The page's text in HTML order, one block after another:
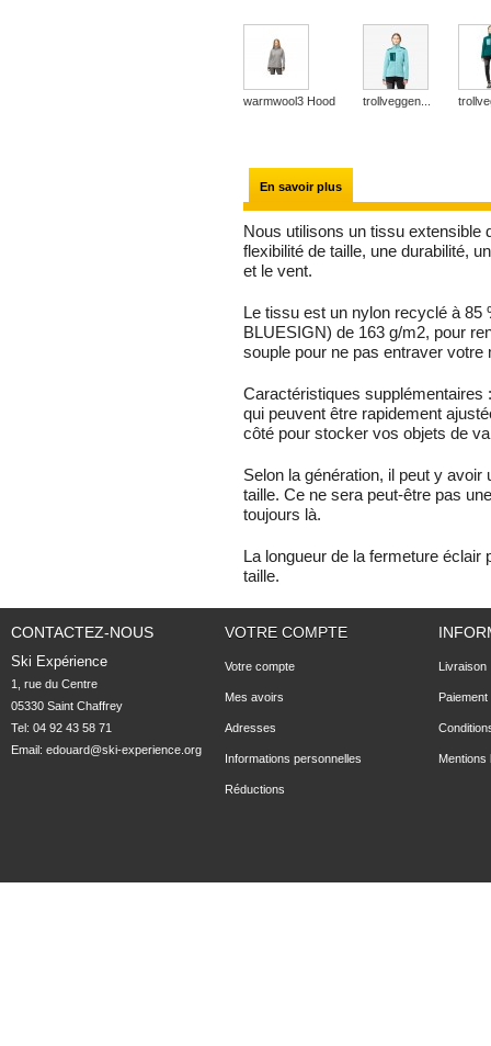
warmwool3 Hood trollveggen...
En savoir plus
Nous utilisons un tissu extensible
flexibilité de taille, une durabilité,
et le vent.
Le tissu est un nylon recyclé à 85
BLUESIGN) de 163 g/m2, pour
souple pour ne pas entraver votre
Caractéristiques supplémentaires
qui peuvent être rapidement
côté pour stocker vos objets de
Selon la génération, il peut y
taille. Ce ne sera peut-être pas
toujours là.
La longueur de la fermeture
taille.
CONTACTEZ-NOUS
Ski Expérience
1, rue du Centre
05330 Saint Chaffrey
Tel: 04 92 43 58 71
Email: edouard@ski-experience.org
VOTRE COMPTE
Votre compte
Mes avoirs
Adresses
Informations personnelles
Réductions
Livraison
Mentions